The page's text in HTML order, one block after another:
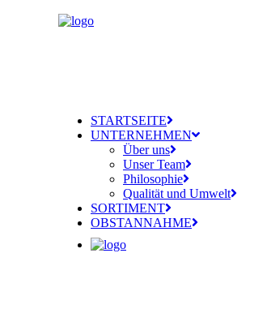
STARTSEITE
UNTERNEHMEN
Über uns
Unser Team
Philosophie
Qualität und Umwelt
SORTIMENT
OBSTANNAHME